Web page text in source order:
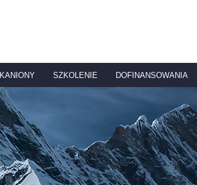
KANIONY SZKOLENIE DOFINANSOWANIA